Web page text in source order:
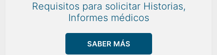
Requisitos para solicitar Historias,
Informes médicos
SABER MÁS